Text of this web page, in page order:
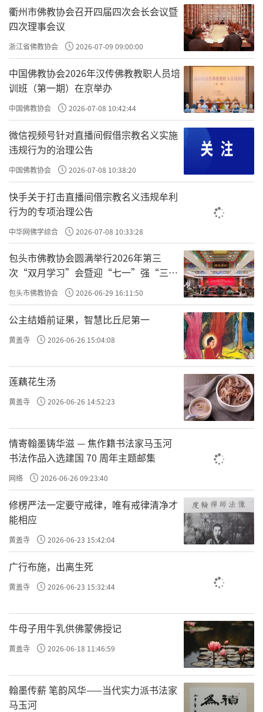
看看你自己或者周围的人，如果是这样的话，那
也意味着情绪很多，也意味着过得不会很好。如果想
要改到像袁了凡那么好，就必须
，也就是格物致
知。
苟一类此，即须奋发，舍旧图新，幸勿自误，一
旦你觉察到了，你就要奋发、图新。但是，如果你无
明，你也觉察不到，就是心粗而眼翳
。这就是无缘不
可渡。
改过 主要是两个方面。首先 改过
心、畏心、勇心，没有这三颗心，无法
；你必须
明白情绪的意义，你才会知
视起来；然后你必须明心，知道这个世界的根源是什
么，你才会有敬畏心，否则你不会的；然后你必须懂
得“格物致知”或者“觉照情绪”的重要性，你才会去勇
敢的面对你的情绪，否则你就会逃避。
理上改、心上改 。
究竟廓然的。如果你
不能心上改，你从事上改、理上改，就是在枝枝叶叶
上做文章，就不可能让自己彻底改变命运。如果你从
心上改就是最上最究竟之道，你就能像袁了凡一样改
之前跟大家讲《阳明心学》、讲《知行合一》、
讲《传习录》，最终传达的
是心上改，这是从根本上直断其根，能够真正改命，
这是改过之法的核心内容。
希望大家多听《传习录》的解读，你明白是心上
改 。《了凡四训》又是
古圣圣的点滴骨血、所有的经典、所有的圣贤，表达
往期回顾
许方勇解读《了凡四训》（一）
许方勇解读《了凡四训》（二）
许方勇解读《了凡四训》（三）
衢州市佛教协会召开四届四次会长会议暨
四次理事会议
浙江省佛教协会 2026-07-09 09:00:00
中国佛教协会2026年汉传佛教教职人员培
训班（第一期）在京举办
中国佛教协会 2026-07-08 10:42:44
微信视频号针对直播间假借宗教名义实施
违规行为的治理公告
中国佛教协会 2026-07-08 10:38:20
快手关于打击直播间借宗教名义违规牟利
行为的专项治理公告
中华网佛学综合 2026-07-08 10:33:28
包头市佛教协会圆满举行2026年第三
次“双月学习”会暨迎“七一”强“三
爱”主题书画笔会
包头市佛教协会 2026-06-29 16:11:50
公主结婚前证果，智慧比丘尼第一
黄盖寺 2026-06-26 15:04:08
莲藕花生汤
黄盖寺 2026-06-26 14:52:23
情寄翰墨铸华滋 — 焦作籍书法家马玉河
书法作品入选建国 70 周年主题邮集
网络 2026-06-26 09:23:40
修楞严法一定要守戒律，唯有戒律清净才
能相应
黄盖寺 2026-06-23 15:42:04
广行布施，出离生死
黄盖寺 2026-06-23 15:32:44
牛母子用牛乳供佛蒙佛授记
黄盖寺 2026-06-18 11:46:59
翰墨传薪 笔韵风华——当代实力派书法家
马玉河